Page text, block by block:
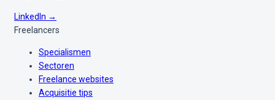
LinkedIn →
Freelancers
Specialismen
Sectoren
Freelance websites
Acquisitie tips